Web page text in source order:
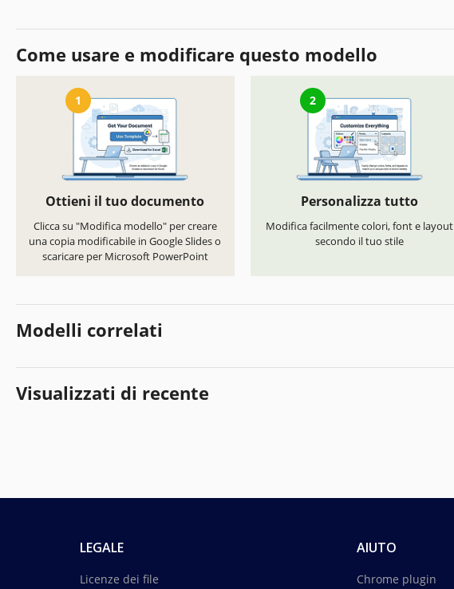
Come usare e modificare questo modello
1
Ottieni il tuo documento
Clicca su "Modifica modello" per creare
una copia modificabile in Google Slides o
scaricare per Microsoft PowerPoint
2
Personalizza tutto
Modifica facilmente colori, font e layout
secondo il tuo stile
Modelli correlati
Visualizzati di recente
LEGALE
Licenze dei file
AIUTO
Chrome plugin